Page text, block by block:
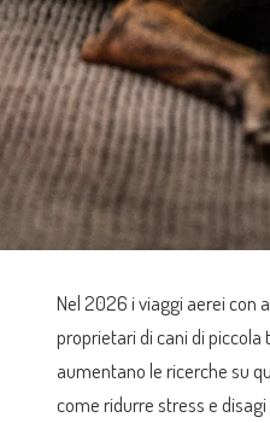
Nel 2026 i viaggi aerei con
proprietari di cani di
aumentano le ricerche su
come ridurre stress e